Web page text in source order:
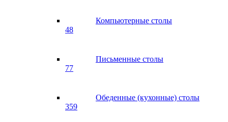
Компьютерные столы
48
Письменные столы
77
Обеденные (кухонные) столы
359